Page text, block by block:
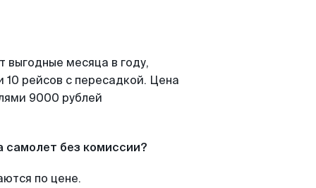
выгодные месяца в году,
рейсов с пересадкой. Цена
9000 рублей
самолет без комиссии?
по цене.